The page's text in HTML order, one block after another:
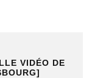
VIDÉO DE